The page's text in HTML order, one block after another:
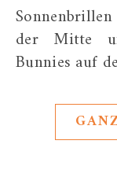
der Mitte
Bunnies auf